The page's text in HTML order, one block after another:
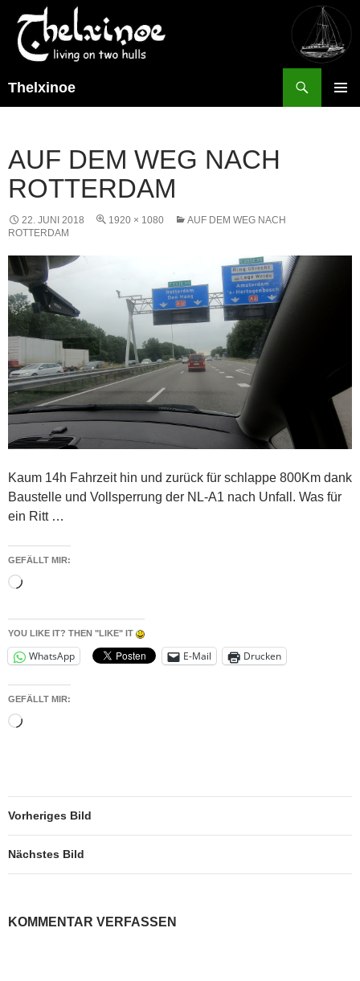
Thelxinoe
AUF DEM WEG NACH
ROTTERDAM
22. JUNI 2018 1920 × 1080
AUF DEM WEG NACH
ROTTERDAM
Kaum 14h Fahrzeit hin und zurück für schlappe 800Km dank
Baustelle und Vollsperrung der NL-A1 nach Unfall. Was für
ein Ritt …
GEFÄLLT MIR:
Wird
YOU LIKE IT? THEN "LIKE" IT
WhatsApp E-Mail Drucken
GEFÄLLT MIR:
Wird
Vorheriges Bild
Nächstes Bild
KOMMENTAR VERFASSEN